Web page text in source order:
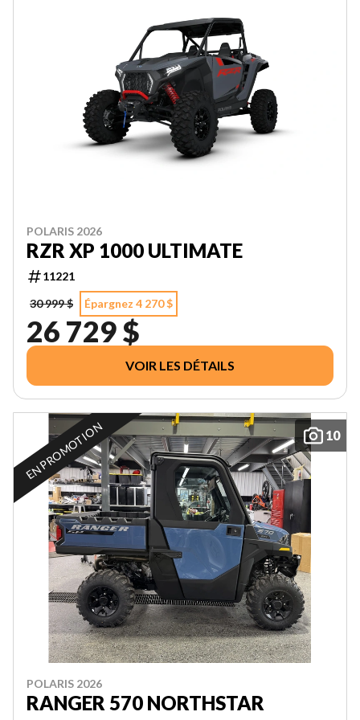
POLARIS 2026
RZR XP 1000 ULTIMATE
11221
30 999 $
Épargnez 4 270 $
26 729 $
VOIR LES DÉTAILS
10
EN PROMOTION
POLARIS 2026
RANGER 570 NORTHSTAR